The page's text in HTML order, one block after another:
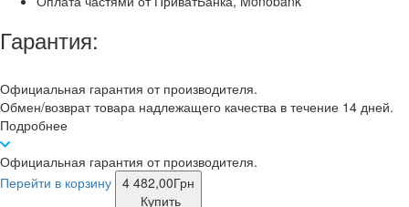
Гарантия:
Официальная гарантия от производителя.
Обмен/возврат товара надлежащего качества в течение 14 дней.
Подробнее
Официальная гарантия от производителя.
Перейти в корзину 4 482,00Грн
Купить